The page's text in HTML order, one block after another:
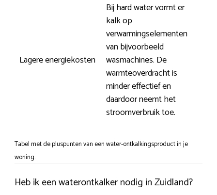
Lagere energiekosten
Bij hard water vormt er
kalk op
verwarmingselementen
van bijvoorbeeld
wasmachines. De
warmteoverdracht is
minder effectief en
daardoor neemt het
stroomverbruik toe.
Tabel met de pluspunten van een water-ontkalkingsproduct in je
woning.
Heb ik een waterontkalker nodig in Zuidland?